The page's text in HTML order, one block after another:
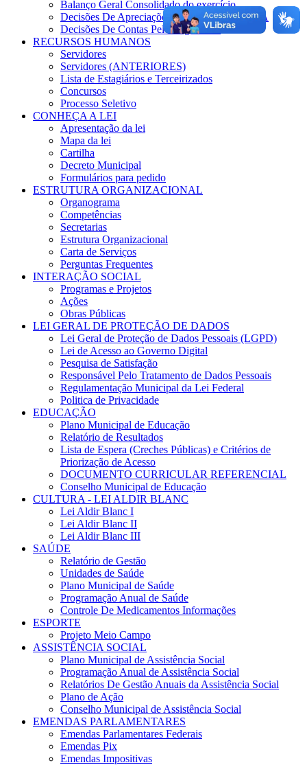
Balanço Geral Consolidado do exercício
Decisões De Apreciações Das Contas TCM/BA
Decisões De Contas Pelo Legislativo
RECURSOS HUMANOS
Servidores
Servidores (ANTERIORES)
Lista de Estagiários e Terceirizados
Concursos
Processo Seletivo
CONHEÇA A LEI
Apresentação da lei
Mapa da lei
Cartilha
Decreto Municipal
Formulários para pedido
ESTRUTURA ORGANIZACIONAL
Organograma
Competências
Secretarias
Estrutura Organizacional
Carta de Serviços
Perguntas Frequentes
INTERAÇÃO SOCIAL
Programas e Projetos
Ações
Obras Públicas
LEI GERAL DE PROTEÇÃO DE DADOS
Lei Geral de Proteção de Dados Pessoais (LGPD)
Lei de Acesso ao Governo Digital
Pesquisa de Satisfação
Responsável Pelo Tratamento de Dados Pessoais
Regulamentação Municipal da Lei Federal
Politica de Privacidade
EDUCAÇÃO
Plano Municipal de Educação
Relatório de Resultados
Lista de Espera (Creches Públicas) e Critérios de
Priorização de Acesso
DOCUMENTO CURRICULAR REFERENCIAL
Conselho Municipal de Educação
CULTURA - LEI ALDIR BLANC
Lei Aldir Blanc I
Lei Aldir Blanc II
Lei Aldir Blanc III
SAÚDE
Relatório de Gestão
Unidades de Saúde
Plano Municipal de Saúde
Programação Anual de Saúde
Controle De Medicamentos Informações
ESPORTE
Projeto Meio Campo
ASSISTÊNCIA SOCIAL
Plano Municipal de Assistência Social
Programação Anual de Assistência Social
Relatórios De Gestão Anuais da Assistência Social
Plano de Ação
Conselho Municipal de Assistência Social
EMENDAS PARLAMENTARES
Emendas Parlamentares Federais
Emendas Pix
Emendas Impositivas